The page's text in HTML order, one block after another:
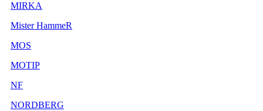
MIRKA
Mister HammeR
MOS
MOTIP
NF
NORDBERG